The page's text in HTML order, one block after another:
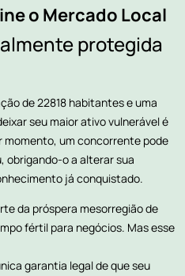
o Mercado Local
protegida
de 22818 habitantes e uma
seu maior ativo vulnerável é
um concorrente pode
obrigando-o a alterar sua
já conquistado.
da próspera mesorregião de
fértil para negócios. Mas esse
garantia legal de que seu